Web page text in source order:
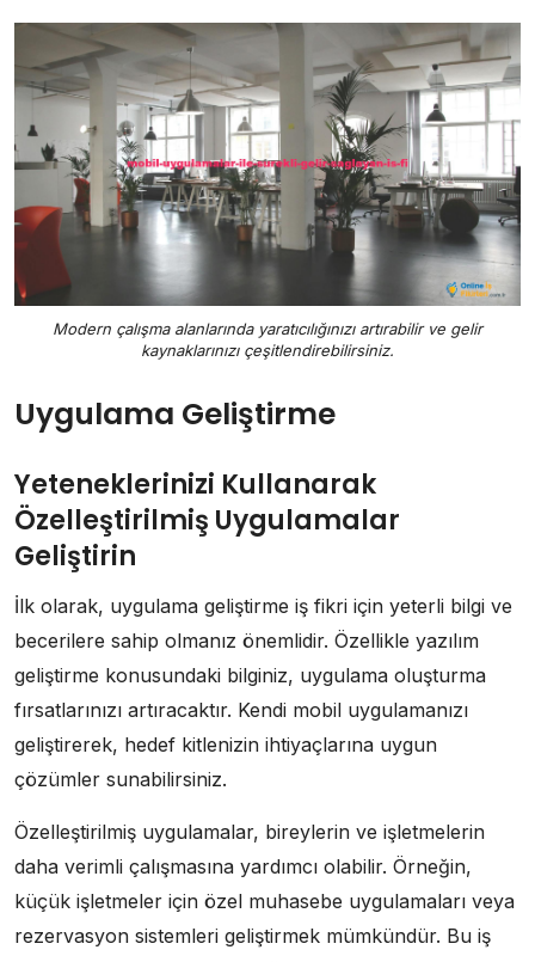
Modern çalışma alanlarında yaratıcılığınızı artırabilir ve gelir
kaynaklarınızı çeşitlendirebilirsiniz.
Uygulama Geliştirme
Yeteneklerinizi Kullanarak
Özelleştirilmiş Uygulamalar
Geliştirin
İlk olarak, uygulama geliştirme iş fikri için yeterli bilgi ve
becerilere sahip olmanız önemlidir. Özellikle yazılım
geliştirme konusundaki bilginiz, uygulama oluşturma
fırsatlarınızı artıracaktır. Kendi mobil uygulamanızı
geliştirerek, hedef kitlenizin ihtiyaçlarına uygun
çözümler sunabilirsiniz.
Özelleştirilmiş uygulamalar, bireylerin ve işletmelerin
daha verimli çalışmasına yardımcı olabilir. Örneğin,
küçük işletmeler için özel muhasebe uygulamaları veya
rezervasyon sistemleri geliştirmek mümkündür. Bu iş